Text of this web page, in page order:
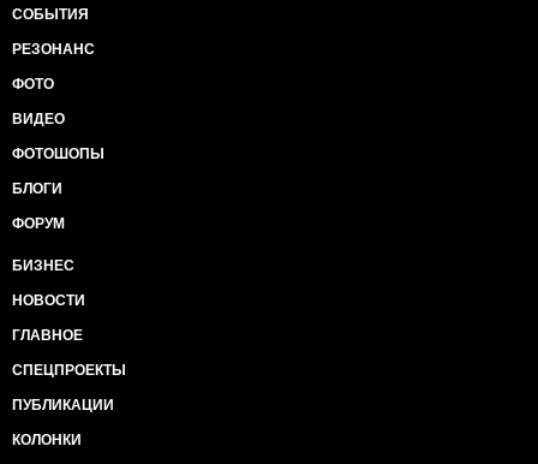
СОБЫТИЯ
РЕЗОНАНС
ФОТО
ВИДЕО
ФОТОШОПЫ
БЛОГИ
ФОРУМ
БИЗНЕС
НОВОСТИ
ГЛАВНОЕ
СПЕЦПРОЕКТЫ
ПУБЛИКАЦИИ
КОЛОНКИ